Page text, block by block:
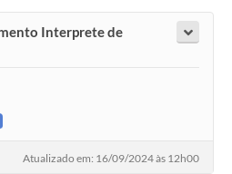
Interprete de
Atualizado em: 16/09/2024 às 12h00